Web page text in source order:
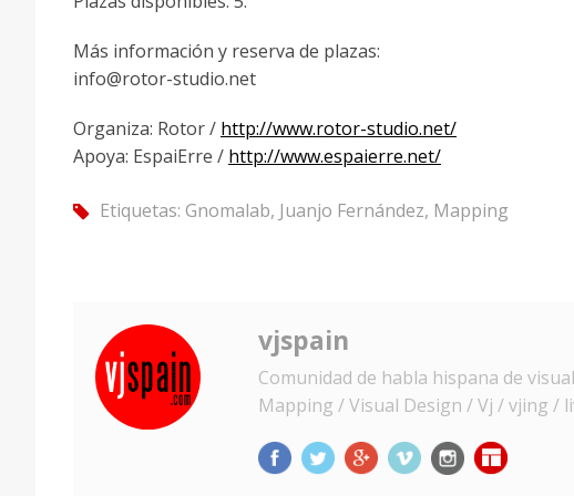
Más información y reserva de plazas:
info@rotor-studio.net
Organiza: Rotor / http://www.rotor-studio.net/
Apoya: EspaiErre / http://www.espaierre.net/
tag Etiquetas: Gnomalab, Juanjo Fernández, Mapping
vjspain
Comunidad de habla hispana de
Mapping / Visual Design / Vj / vjing /